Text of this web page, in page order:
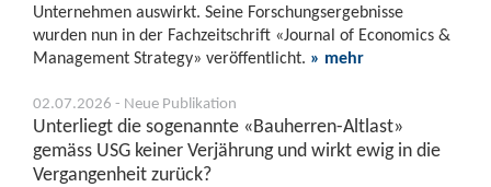
Unternehmen auswirkt. Seine Forschungsergebnisse
wurden nun in der Fachzeitschrift «Journal of Economics &
Management Strategy» veröffentlicht. » mehr
02.07.2026 - Neue Publikation
Unterliegt die sogenannte «Bauherren-Altlast»
gemäss USG keiner Verjährung und wirkt ewig in die
Vergangenheit zurück?